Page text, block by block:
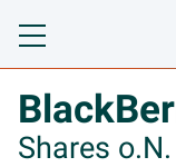
Toggle navigation
Shares o.N.